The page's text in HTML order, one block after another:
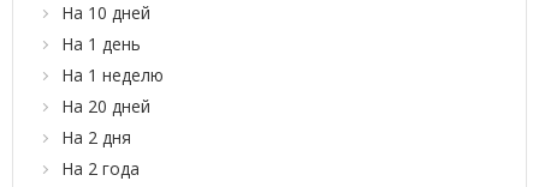
На 10 дней
На 1 день
На 1 неделю
На 20 дней
На 2 дня
На 2 года